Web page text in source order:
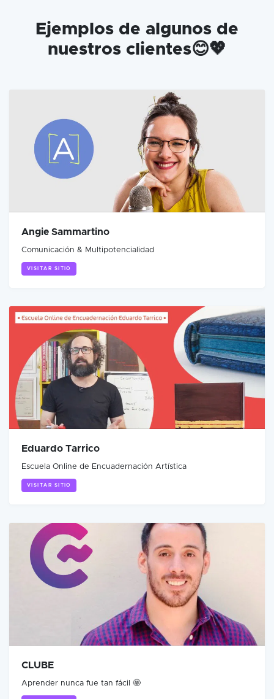
Ejemplos de algunos de
nuestros clientes😊💖
Angie Sammartino
Comunicación & Multipotencialidad
VISITAR SITIO
Eduardo Tarrico
Escuela Online de Encuadernación Artística
VISITAR SITIO
CLUBE
Aprender nunca fue tan fácil 🤩